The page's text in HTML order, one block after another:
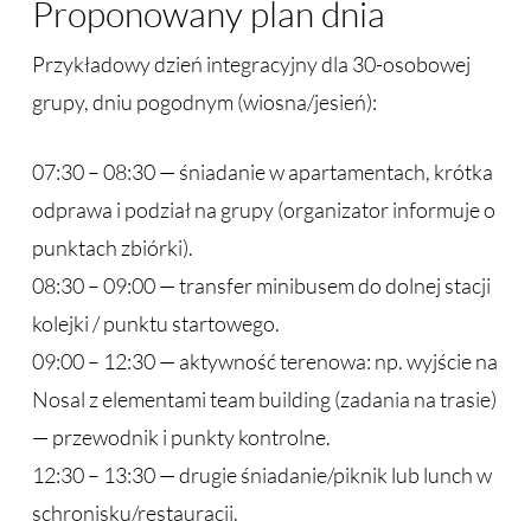
Proponowany plan dnia
Przykładowy dzień integracyjny dla 30-osobowej
grupy, dniu pogodnym (wiosna/jesień):
07:30 – 08:30 — śniadanie w apartamentach, krótka
odprawa i podział na grupy (organizator informuje o
punktach zbiórki).
08:30 – 09:00 — transfer minibusem do dolnej stacji
kolejki / punktu startowego.
09:00 – 12:30 — aktywność terenowa: np. wyjście na
Nosal z elementami team building (zadania na trasie)
— przewodnik i punkty kontrolne.
12:30 – 13:30 — drugie śniadanie/piknik lub lunch w
schronisku/restauracji.